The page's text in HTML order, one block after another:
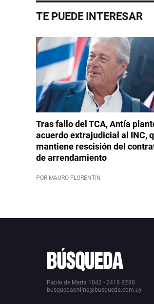
TE PUEDE INTERESAR
Tras fallo del TCA, Antía
acuerdo extrajudicial al INC,
mantiene rescisión del
de arrendamiento
POR MAURO FLORENTÍN
Pablo de María 1042 - 2418 8280
busquedaonline@busqueda.com.uy